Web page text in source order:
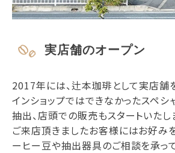
実店舗のオープン
2017年には、辻本珈琲として実店舗
インショップではできなかったスペシ
抽出、店頭での販売もスタートいたし
ご来店頂きましたお客様にはお好み
ーヒー豆や抽出器具のご相談を承って